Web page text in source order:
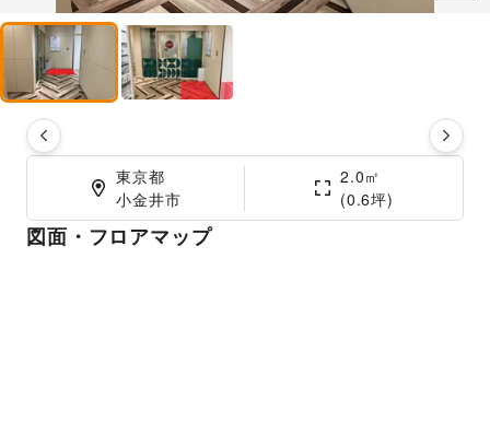
東京都
小金井市
2.0㎡
(0.6坪)
図面・フロアマップ